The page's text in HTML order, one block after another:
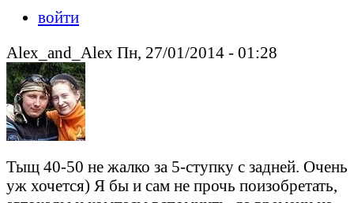
войти
Alex_and_Alex Пн, 27/01/2014 - 01:28
Тыщ 40-50 не жалко за 5-ступку с задней. Очень
уж хочется) Я бы и сам не прочь поизобретать,